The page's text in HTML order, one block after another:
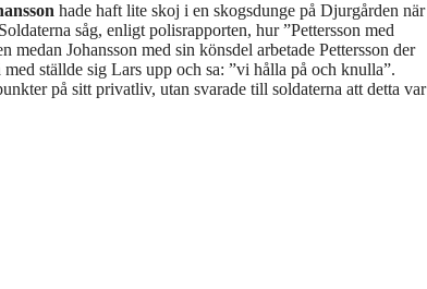
hade haft lite skoj i en skogsdunge på Djurgården när
såg, enligt polisrapporten, hur ”Pettersson med
medan Johansson med sin könsdel arbetade Pettersson der
ställde sig Lars upp och sa: ”vi hålla på och knulla”.
på sitt privatliv, utan svarade till soldaterna att detta var